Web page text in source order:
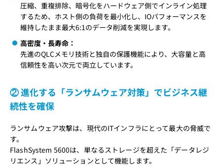
圧縮、重複排除、暗号化をハードウェア側でインライン処理
するため、ホスト側の負荷を最小化し、IOパフォーマンスを
維持したまま最大6:1のデータ削減を実現します。
高密度・長寿命：
先進のQLCメモリ技術と独自の保護機能により、大容量と高
信頼性を高い次元で両立しています。
② 進化する「ランサムウェア対策」でビジネス継
続性を確保
ランサムウェア攻撃は、現代のITインフラにとって最大の脅威で
す。
FlashSystem 5600は、単なるストレージを超えた「データレジ
リエンス」ソリューションとして機能します。